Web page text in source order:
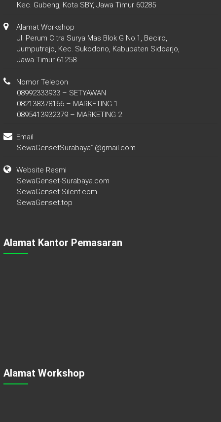
Kec. Gubeng, Kota SBY, Jawa Timur 60285
Alamat Workshop
Jl. Perum Citra Surya Mas Blok G No.1, Beciro,
Jumputrejo, Kec. Sukodono, Kabupaten Sidoarjo,
Jawa Timur 61258
Nomor Telepon
08992333933 – SETYAWAN
082138378166 – MARKETING 1
0895413932379 – MARKETING 2
Email
SewaGensetSurabaya1@gmail.com
Website Resmi
SewaGenset-Surabaya.com
SewaGenset-Silent.com
SewaGenset.top
Alamat Kantor Pemasaran
Alamat Workshop